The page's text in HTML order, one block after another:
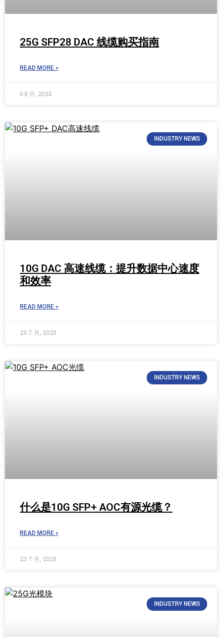
25G SFP28 DAC 线缆购买指南
READ MORE »
6 8 月, 2025
INDUSTRY NEWS
10G DAC 高速线缆：提升数据中心速度
和效率
READ MORE »
29 7 月, 2025
INDUSTRY NEWS
什么是10G SFP+ AOC有源光缆？
READ MORE »
23 7 月, 2025
INDUSTRY NEWS